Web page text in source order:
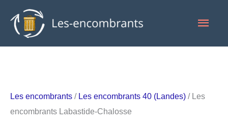
contenu
Les encombrants / Les encombrants 40 (Landes) / Les
encombrants Labastide-Chalosse